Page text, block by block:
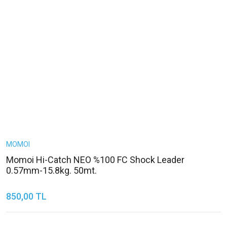
MOMOI
Momoi Hi-Catch NEO %100 FC Shock Leader
0.57mm-15.8kg. 50mt.
850,00 TL